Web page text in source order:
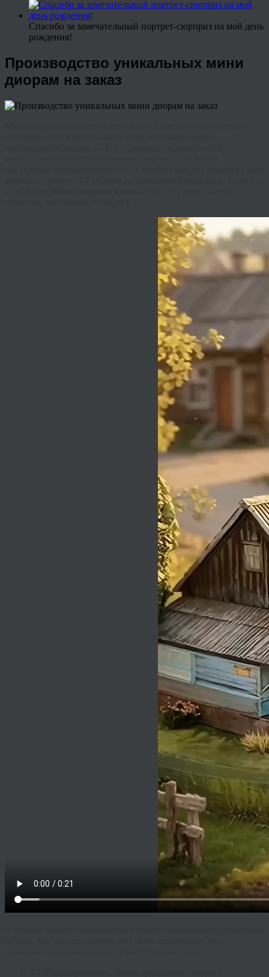
Спасибо за замечательный портрет-сюрприз на мой день
рождения!
Производство уникальных мини
диорам на заказ